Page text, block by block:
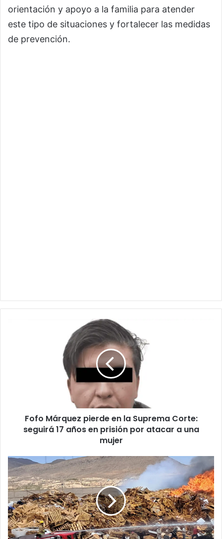
orientación y apoyo a la familia para atender
este tipo de situaciones y fortalecer las medidas
de prevención.
atacar
a
una
mujer
Fofo Márquez pierde en la Suprema Corte:
seguirá 17 años en prisión por atacar a una
mujer
Recicladora
incendiada
en
Juárez
enfrentaría
multa
de
hasta